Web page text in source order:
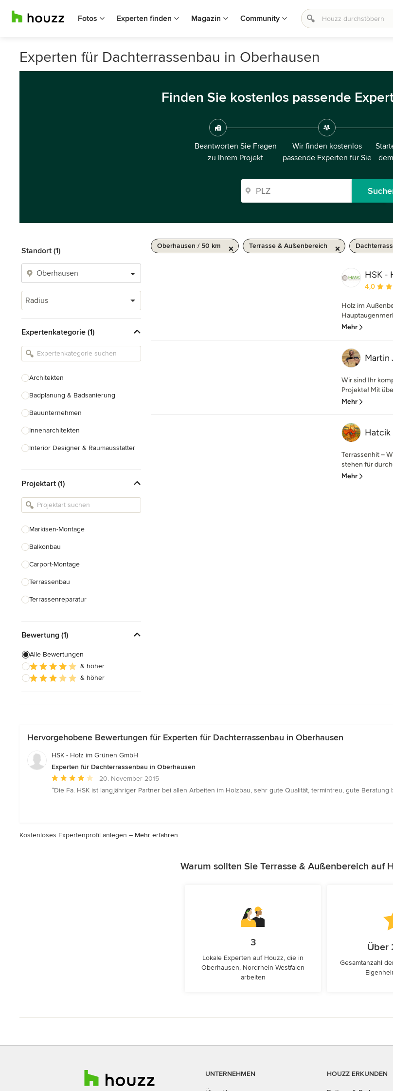
Fotos Experten finden Magazin Community
Experten für Dachterrassenbau in Oberhausen
Finden Sie kostenlos passende
Beantworten Sie Fragen
zu Ihrem Projekt
Wir finden kostenlos
passende Experten für Sie
Standort (1)
Radius
Expertenkategorie (1)
Architekten
Badplanung & Badsanierung
Bauunternehmen
Innenarchitekten
Interior Designer & Raumausstatter
Landschaftsarchitekten
Armaturen & Sanitärbedarf
Projektart (1)
Markisen-Montage
Balkonbau
Carport-Montage
Terrassenbau
Terrassenreparatur
Dachterrassenbau
Terrassenüberdachung Bau
Alle anzeigen
Bewertung (1)
Alle Bewertungen
& höher
& höher
Oberhausen / 50 km Terrasse & Außenbereich
HSK -
4,0
Holz im
Mehr
Martin
Wir sind Ihr
Projekte! Mit
Mehr
Hatcik
Terrassenhit –
stehen für
Mehr
Hervorgehobene Bewertungen für Experten für Dachterrassenbau in Oberhausen
HSK - Holz im Grünen GmbH
Experten für Dachterrassenbau in Oberhausen
Durchschnittliche
Bewertung:
20. November 2015
“Die Fa. HSK ist langjähriger Partner bei allen Arbeiten im Holzbau, sehr gute Qualität, termintreu, gute
Kostenloses Expertenprofil anlegen – Mehr erfahren
Warum sollten Sie Terrasse & Außenbereich auf
3
Lokale Experten auf Houzz, die in
Oberhausen, Nordrhein-Westfalen
arbeiten
Über
Gesamtanzahl
UNTERNEHMEN HOUZZ ERKUNDEN